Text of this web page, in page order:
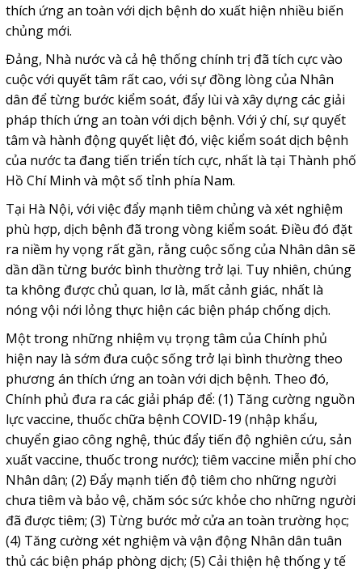
thích ứng an toàn với dịch bệnh do xuất hiện nhiều biến
chủng mới.
Đảng, Nhà nước và cả hệ thống chính trị đã tích cực vào
cuộc với quyết tâm rất cao, với sự đồng lòng của Nhân
dân để từng bước kiểm soát, đẩy lùi và xây dựng các giải
pháp thích ứng an toàn với dịch bệnh. Với ý chí, sự quyết
tâm và hành động quyết liệt đó, việc kiểm soát dịch bệnh
của nước ta đang tiến triển tích cực, nhất là tại Thành phố
Hồ Chí Minh và một số tỉnh phía Nam.
Tại Hà Nội, với việc đẩy mạnh tiêm chủng và xét nghiệm
phù hợp, dịch bệnh đã trong vòng kiểm soát. Điều đó đặt
ra niềm hy vọng rất gần, rằng cuộc sống của Nhân dân sẽ
dần dần từng bước bình thường trở lại. Tuy nhiên, chúng
ta không được chủ quan, lơ là, mất cảnh giác, nhất là
nóng vội nới lỏng thực hiện các biện pháp chống dịch.
Một trong những nhiệm vụ trọng tâm của Chính phủ
hiện nay là sớm đưa cuộc sống trở lại bình thường theo
phương án thích ứng an toàn với dịch bệnh. Theo đó,
Chính phủ đưa ra các giải pháp để: (1) Tăng cường nguồn
lực vaccine, thuốc chữa bệnh COVID-19 (nhập khẩu,
chuyển giao công nghệ, thúc đẩy tiến độ nghiên cứu, sản
xuất vaccine, thuốc trong nước); tiêm vaccine miễn phí cho
Nhân dân; (2) Đẩy mạnh tiến độ tiêm cho những người
chưa tiêm và bảo vệ, chăm sóc sức khỏe cho những người
đã được tiêm; (3) Từng bước mở cửa an toàn trường học;
(4) Tăng cường xét nghiệm và vận động Nhân dân tuân
thủ các biện pháp phòng dịch; (5) Cải thiện hệ thống y tế